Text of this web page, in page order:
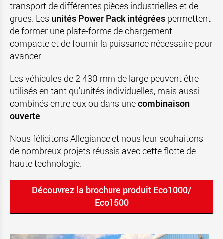
transport de différentes pièces industrielles et de
grues. Les unités Power Pack intégrées permettent
de former une plate-forme de chargement
compacte et de fournir la puissance nécessaire pour
avancer.
Les véhicules de 2 430 mm de large peuvent être
utilisés en tant qu'unités individuelles, mais aussi
combinés entre eux ou dans unecombinaison
ouverte.
Nous félicitons Allegiance et nous leur souhaitons
de nombreux projets réussis avec cette flotte de
haute technologie.
Découvrez la brochure produit Eco1000/
Eco1500